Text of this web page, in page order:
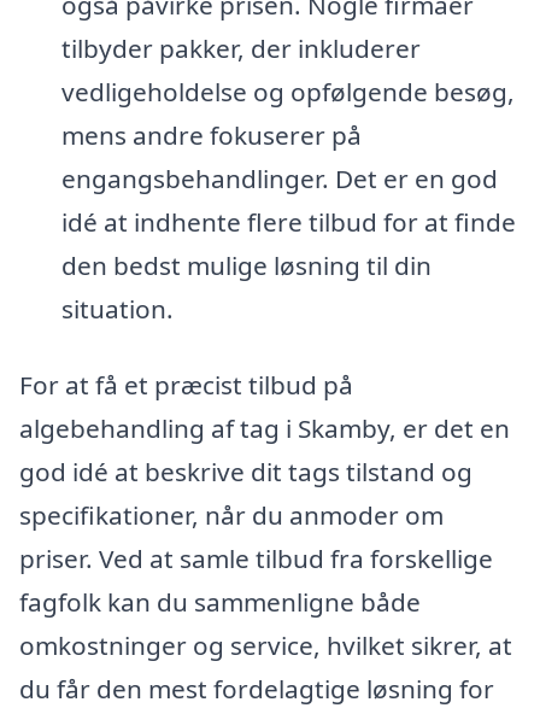
tilbyder pakker, der inkluderer
vedligeholdelse og opfølgende besøg,
mens andre fokuserer på
engangsbehandlinger. Det er en god
idé at indhente flere tilbud for at finde
den bedst mulige løsning til din
situation.
For at få et præcist tilbud på
algebehandling af tag i Skamby, er det en
god idé at beskrive dit tags tilstand og
specifikationer, når du anmoder om
priser. Ved at samle tilbud fra forskellige
fagfolk kan du sammenligne både
omkostninger og service, hvilket sikrer, at
du får den mest fordelagtige løsning for